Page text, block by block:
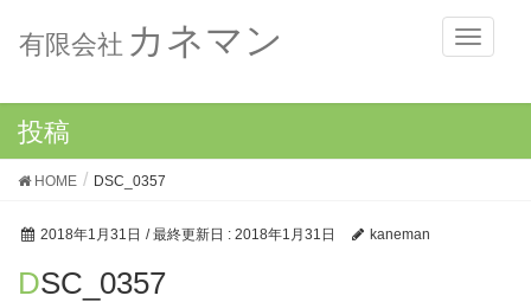
メ
ニ
有限会社 カネマン
投稿
HOME DSC_0357
2018年1月31日 / 最終更新日 : 2018年1月31日 kaneman
DSC_0357